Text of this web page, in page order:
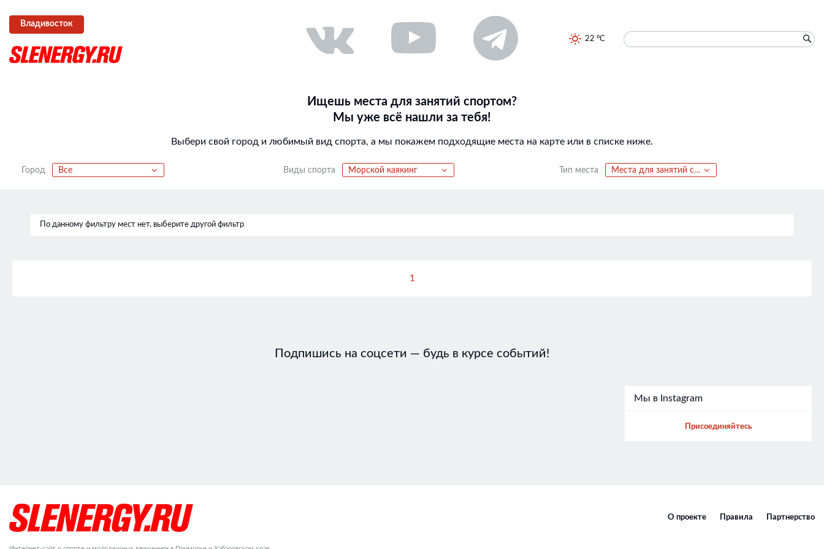
Владивосток
22 °C
Ищешь места для занятий спортом?
Мы уже всё нашли за тебя!
Выбери свой город и любимый вид спорта, а мы покажем подходящие места на карте или в списке ниже.
Город Все Виды спорта Морской каякинг Тип места Места для занятий спортом
По данному фильтру мест нет, выберите другой фильтр
1
Подпишись на соцсети — будь в курсе событий!
Мы в Instagram
Присоединяйтесь
О проекте Правила Партнерство